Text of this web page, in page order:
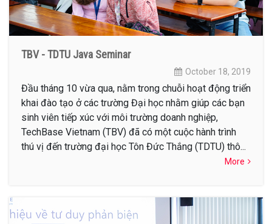
TBV - TDTU Java Seminar
October 18, 2019
Đầu tháng 10 vừa qua, nằm trong chuỗi hoạt động triển
khai đào tạo ở các trường Đại học nhằm giúp các bạn
sinh viên tiếp xúc với môi trường doanh nghiệp,
TechBase Vietnam (TBV) đã có một cuộc hành trình
thú vị đến trường đại học Tôn Đức Thắng (TDTU) thô...
More